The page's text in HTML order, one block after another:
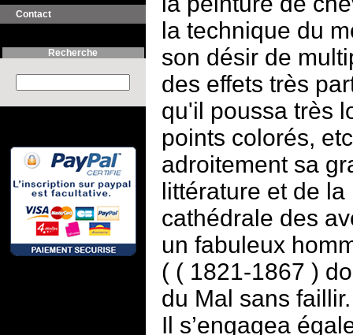
Contact
Recherche
la technique du
son désir de
des effets très
qu'il poussa très
points colorés,
adroitement sa
littérature et de
cathédrale des
un fabuleux
( ( 1821-1867 )
du Mal sans faillir.
Il s’engagea